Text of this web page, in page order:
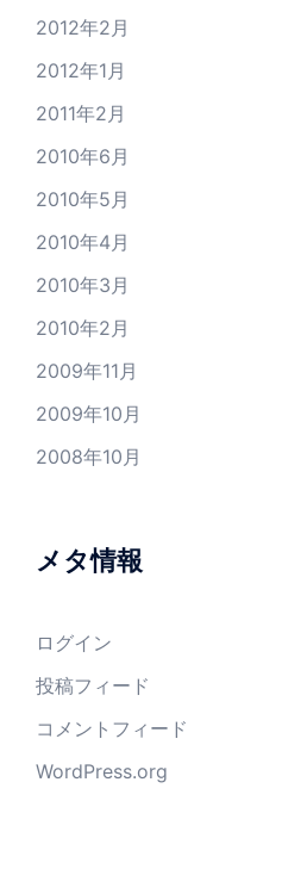
2012年2月
2012年1月
2011年2月
2010年6月
2010年5月
2010年4月
2010年3月
2010年2月
2009年11月
2009年10月
2008年10月
メタ情報
ログイン
投稿フィード
コメントフィード
WordPress.org